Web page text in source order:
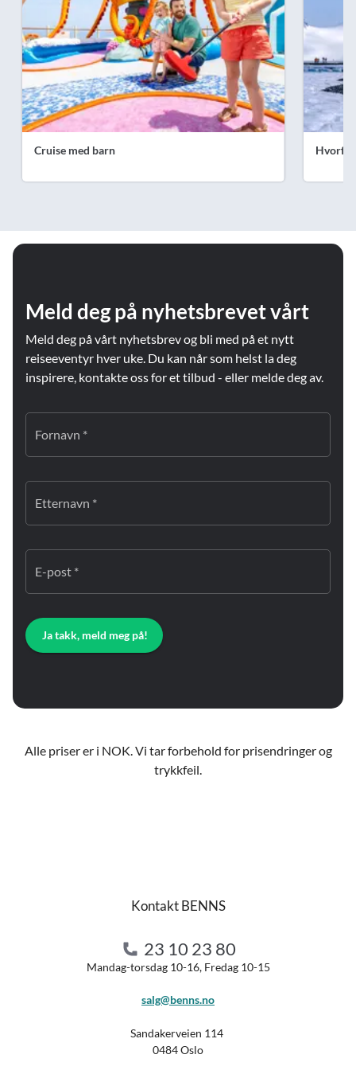
Cruise med barn Hvorfor
Meld deg på nyhetsbrevet vårt
Meld deg på vårt nyhetsbrev og bli med på et nytt
reiseeventyr hver uke. Du kan når som helst la deg
inspirere, kontakte oss for et tilbud - eller melde deg av.
Fornavn *
Etternavn *
E-post *
Ja takk, meld meg på!
Alle priser er i NOK. Vi tar forbehold for prisendringer og
trykkfeil.
Kontakt BENNS
23 10 23 80
Mandag-torsdag 10-16, Fredag 10-15
salg@benns.no
Sandakerveien 114
0484 Oslo